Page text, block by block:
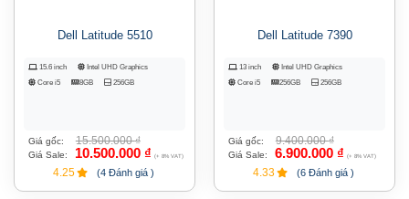
Dell Latitude 5510
15.6 inch
Intel UHD Graphics
Core i5
8GB 256GB
Giá gốc: 15.500.000₫
Giá Sale: 10.500.000 ₫ (+ 8% VAT)
4.25 (4 Đánh giá )
Dell Latitude 7390
13 inch
Intel UHD Graphics
Core i5
256GB 256GB
Giá gốc: 9.400.000₫
Giá Sale: 6.900.000 ₫ (+ 8% VAT)
4.33 (6 Đánh giá )